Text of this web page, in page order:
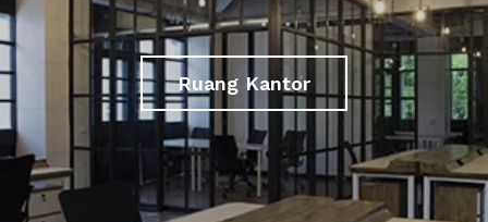
Ruang Kantor